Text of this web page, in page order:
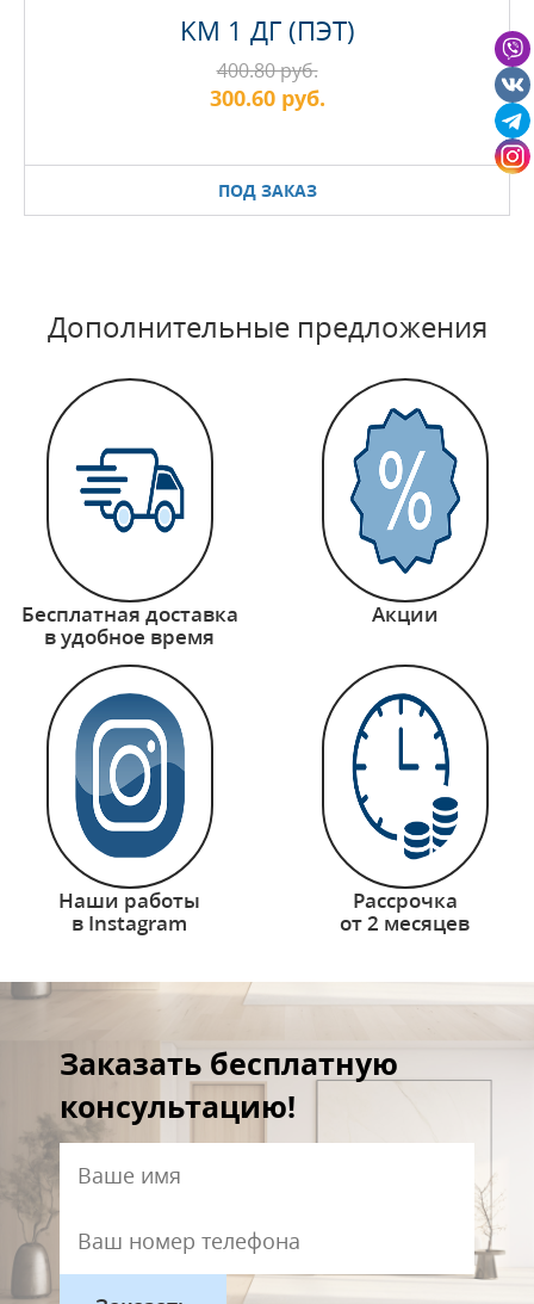
KM 1 ДГ (ПЭТ)
ПОД ЗАКАЗ
400.80 руб.
300.60 руб.
Дополнительные предложения
Бесплатная доставка
в удобное время
Акции
Наши работы
в Instagram
Рассрочка
от 2 месяцев
Заказать бесплатную
консультацию!